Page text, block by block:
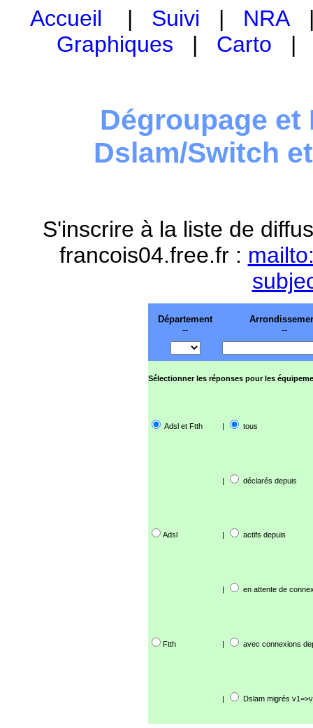
Accueil | Suivi | NRA
Graphiques | Carto
Dégroupage et
Dslam/Switch
S'inscrire à la liste de
francois04.free.fr :
Département
--
--
Sélectionner les réponses pour les
Adsl et Ftth | tous
| déclarés depuis
Adsl | actifs depuis
| en attente de
Ftth | avec connexions
| Dslam migrés